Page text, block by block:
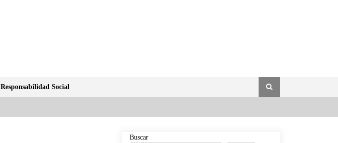
Responsabilidad Social
Buscar